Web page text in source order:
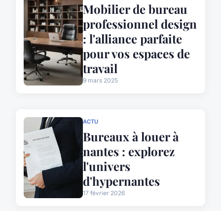
Mobilier de bureau
professionnel design
: l'alliance parfaite
pour vos espaces de
travail
9 mars 2025
ACTU
Bureaux à louer à
nantes : explorez
l'univers
d'hypernantes
17 février 2026